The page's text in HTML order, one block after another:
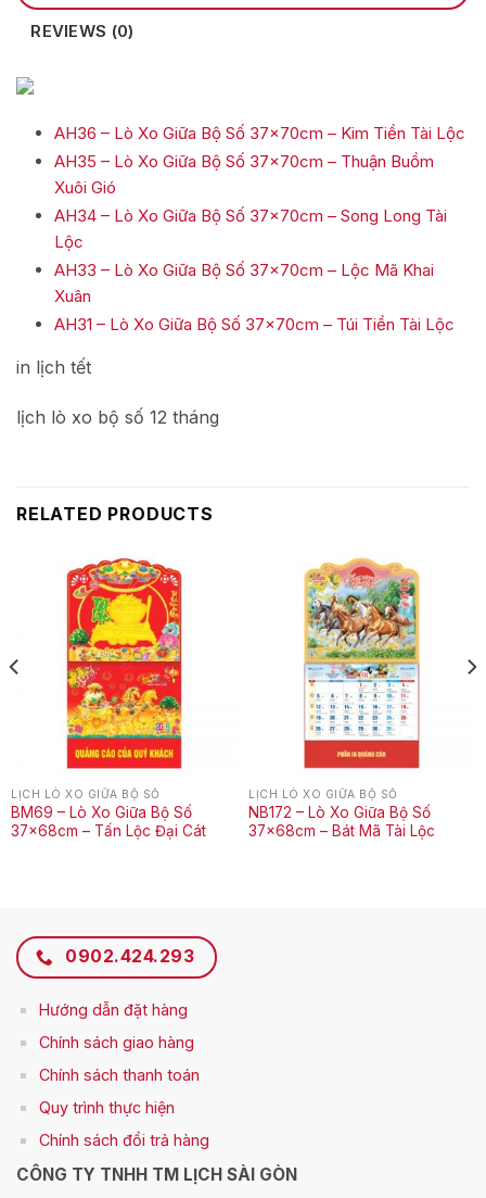
REVIEWS (0)
AH36 – Lò Xo Giữa Bộ Số 37x70cm – Kim Tiền Tài Lộc
AH35 – Lò Xo Giữa Bộ Số 37x70cm – Thuận Buồm
Xuôi Gió
AH34 – Lò Xo Giữa Bộ Số 37x70cm – Song Long Tài
Lộc
AH33 – Lò Xo Giữa Bộ Số 37x70cm – Lộc Mã Khai
Xuân
AH31 – Lò Xo Giữa Bộ Số 37x70cm – Túi Tiền Tài Lộc
in lịch tết
lịch lò xo bộ số 12 tháng
RELATED PRODUCTS
LỊCH LÒ XO GIỮA BỘ SỐ
BM69 – Lò Xo Giữa Bộ Số
37x68cm – Tấn Lộc Đại Cát
LỊCH LÒ XO GIỮA BỘ SỐ
NB172 – Lò Xo Giữa Bộ Số
37x68cm – Bát Mã Tài Lộc
0902.424.293
Hướng dẫn đặt hàng
Chính sách giao hàng
Chính sách thanh toán
Quy trình thực hiện
Chính sách đổi trả hàng
CÔNG TY TNHH TM LỊCH SÀI GÒN